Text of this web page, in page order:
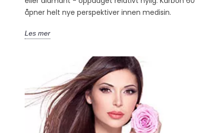
åpner helt nye perspektiver innen medisin.
Les mer